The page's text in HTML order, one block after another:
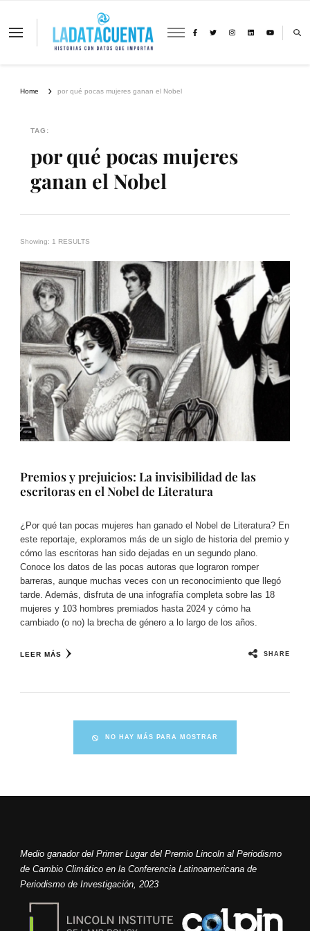
La Data Cuenta es una plataforma
Home por qué pocas mujeres ganan el Nobel
TAG:
por qué pocas mujeres
ganan el Nobel
Showing: 1 RESULTS
Premios y prejuicios: La invisibilidad de las
escritoras en el Nobel de Literatura
¿Por qué tan pocas mujeres han ganado el Nobel de Literatura? En
este reportaje, exploramos más de un siglo de historia del premio y
cómo las escritoras han sido dejadas en un segundo plano.
Conoce los datos de las pocas autoras que lograron romper
barreras, aunque muchas veces con un reconocimiento que llegó
tarde. Además, disfruta de una infografía completa sobre las 18
mujeres y 103 hombres premiados hasta 2024 y cómo ha
cambiado (o no) la brecha de género a lo largo de los años.
LEER MÁS SHARE
NO HAY MÁS PARA MOSTRAR
Medio ganador del Primer Lugar del Premio Lincoln al Periodismo
de Cambio Climático en la Conferencia Latinoamericana de
Periodismo de Investigación, 2023